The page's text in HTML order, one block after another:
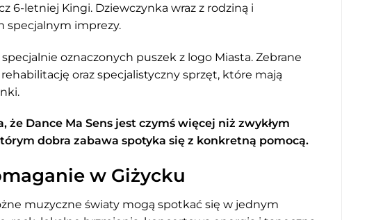
6-letniej Kingi. Dziewczynka wraz z rodziną i
specjalnym imprezy.
oznaczonych puszek z logo Miasta. Zebrane
oraz specjalistyczny sprzęt, które mają
że Dance Ma Sens jest czymś więcej niż zwykłym
dobra zabawa spotyka się z konkretną pomocą.
w Giżycku
muzyczne światy mogą spotkać się w jednym